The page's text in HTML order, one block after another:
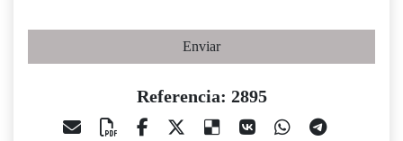
Enviar
Referencia: 2895